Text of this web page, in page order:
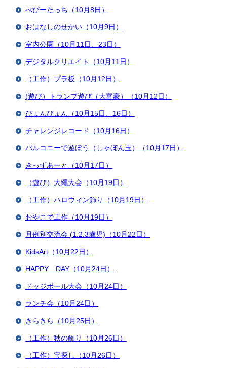
べびーたっち（10月8日）
おはなしのせかい（10月9日）
室内公園（10月11日、23日）
デジタルクリエイト（10月11日）
（工作）プラ板（10月12日）
(遊び）トランプ遊び（大富豪）（10月12日）
ぴょんぴょん（10月15日、16日）
チャレンジレコード（10月16日）
バルコニーで遊ぼう（しゃぼん玉）（10月17日）
きっずあーと（10月17日）
（遊び）大繩大会（10月19日）
（工作）ハロウィン飾り（10月19日）
おやこで工作（10月19日）
月例別交流会 (1.2.3歳児)（10月22日）
KidsArt（10月22日）
HAPPY DAY（10月24日）
ドッジボール大会（10月24日）
ランチ会（10月24日）
きらきら（10月25日）
（工作）秋の飾り（10月26日）
（工作）宝探し（10月26日）